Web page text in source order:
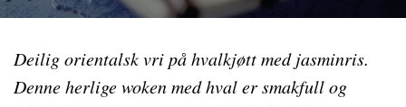
Deilig orientalsk vri på hvalkjøtt med jasminris.
Denne herlige woken med hval er smakfull og